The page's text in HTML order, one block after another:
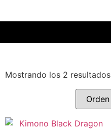
Mostrando los 2 resultados